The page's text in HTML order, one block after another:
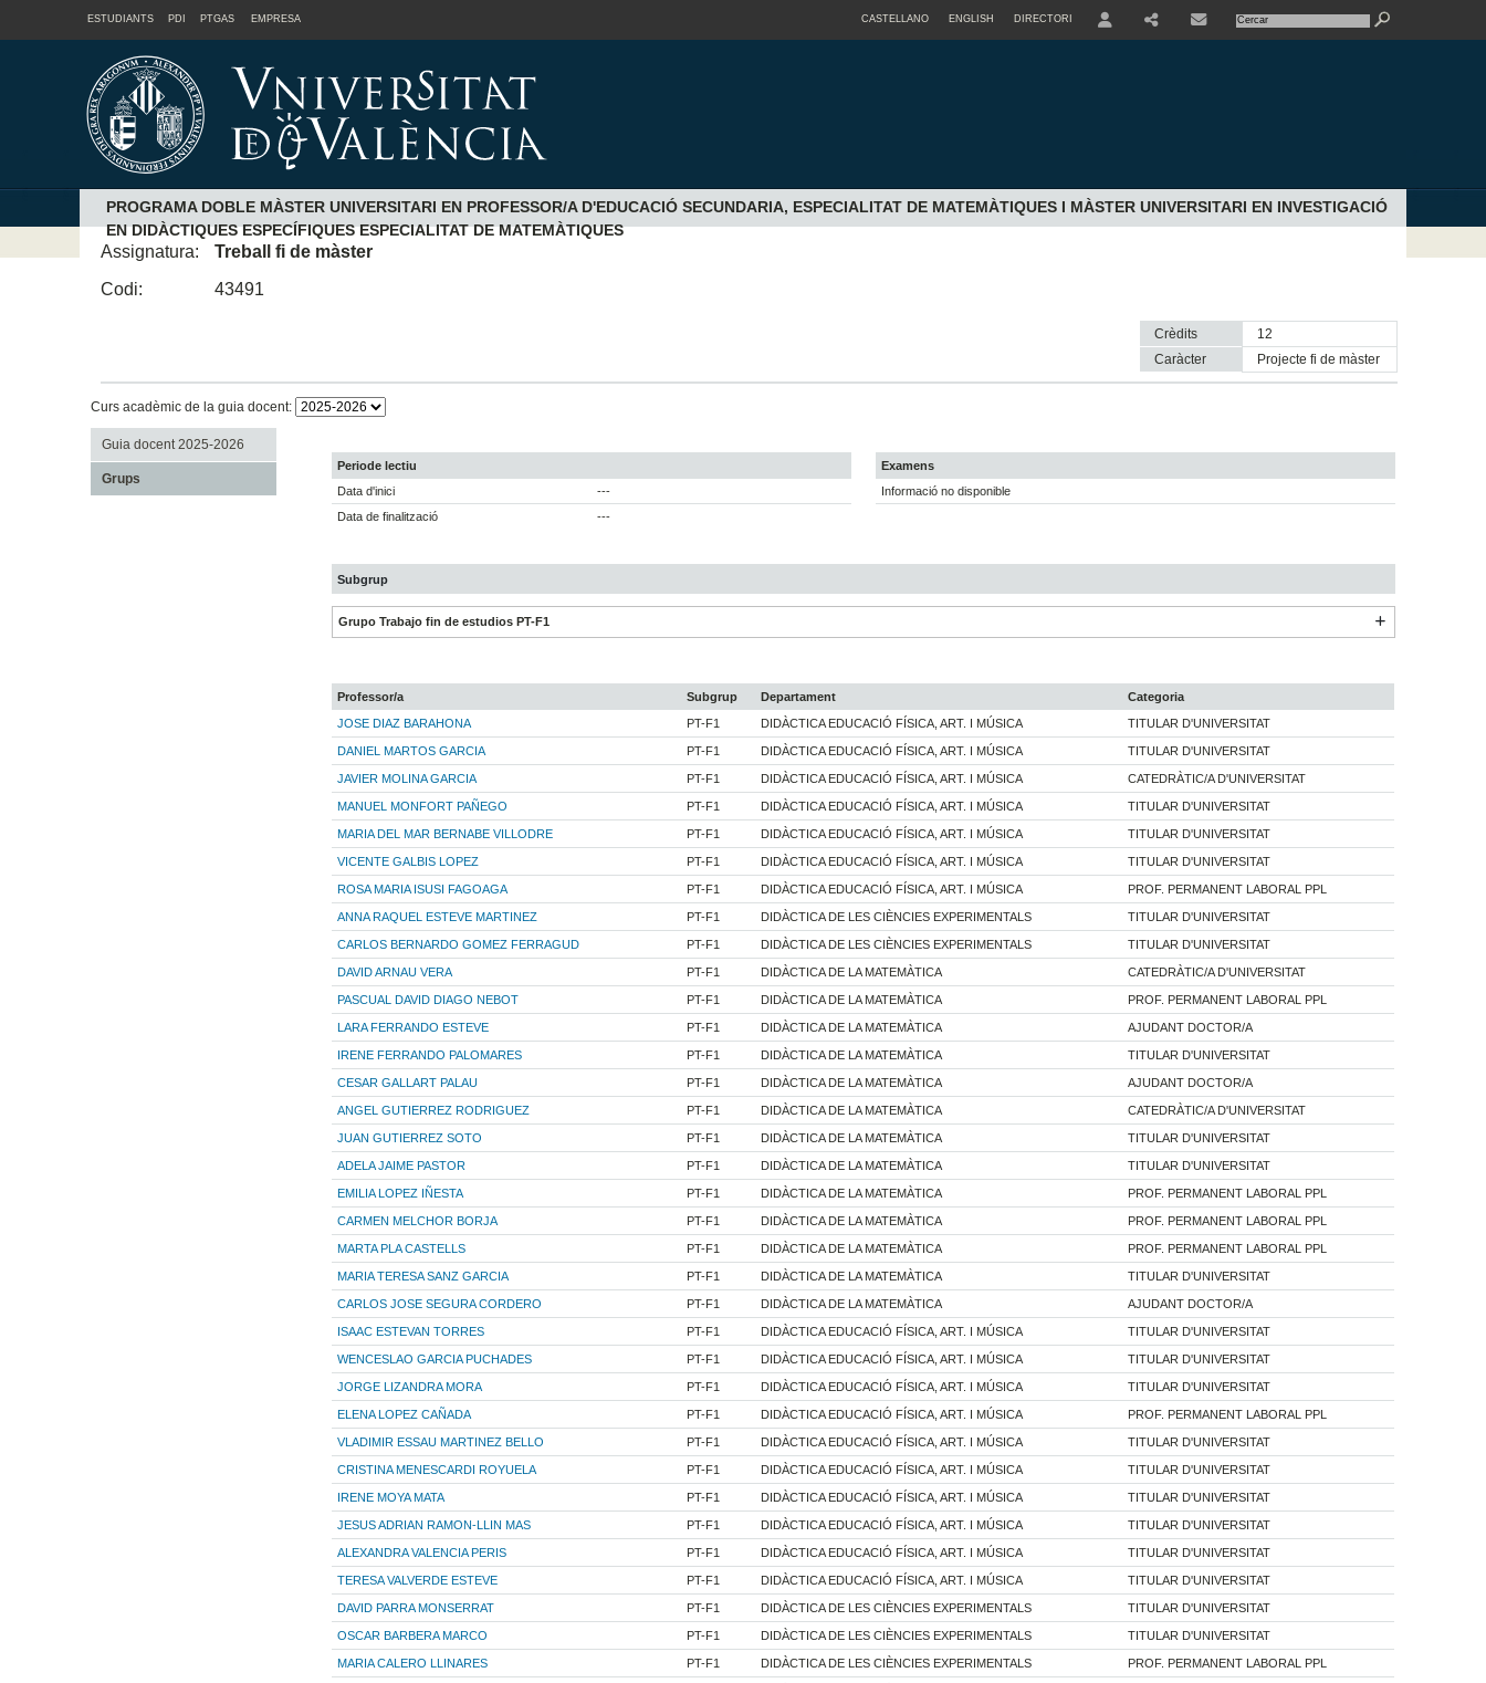
ESTUDIANTS PDI PTGAS EMPRESA CASTELLANO ENGLISH DIRECTORI
PROGRAMA DOBLE MÀSTER UNIVERSITARI EN PROFESSOR/A D'EDUCACIÓ SECUNDARIA, ESPECIALITAT DE MATEMÀTIQUES I MÀSTER UNIVERSITARI EN INVESTIGACIÓ
EN DIDÀCTIQUES ESPECÍFIQUES ESPECIALITAT DE MATEMÀTIQUES
Assignatura:
Treball fi de màster
Codi:
43491
Crèdits
12
Caràcter
projecte fi de màster
Curs acadèmic de la guia docent:
Guia docent 2025-2026
Grups
Periode lectiu
Data d'inici
---
Data de finalització
---
Examens
Informació no disponible
Subgrup
Grupo Trabajo fin de estudios PT-F1
Professor/a Subgrup Departament
Categoria
JOSE DIAZ BARAHONA
PT-F1 DIDÀCTICA EDUCACIÓ FÍSICA, ART. I MÚSICA TITULAR D'UNIVERSITAT
DANIEL MARTOS GARCIA PT-F1 DIDÀCTICA EDUCACIÓ FÍSICA, ART. I MÚSICA TITULAR D'UNIVERSITAT
JAVIER MOLINA GARCIA PT-F1 DIDÀCTICA EDUCACIÓ FÍSICA, ART. I MÚSICA CATEDRÀTIC/A D'UNIVERSITAT
MANUEL MONFORT PAÑEGO PT-F1 DIDÀCTICA EDUCACIÓ FÍSICA, ART. I MÚSICA TITULAR D'UNIVERSITAT
MARIA DEL MAR BERNABE VILLODRE PT-F1 DIDÀCTICA EDUCACIÓ FÍSICA, ART. I MÚSICA TITULAR D'UNIVERSITAT
VICENTE GALBIS LOPEZ PT-F1 DIDÀCTICA EDUCACIÓ FÍSICA, ART. I MÚSICA TITULAR D'UNIVERSITAT
ROSA MARIA ISUSI FAGOAGA PT-F1 DIDÀCTICA EDUCACIÓ FÍSICA, ART. I MÚSICA PROF. PERMANENT LABORAL PPL
ANNA RAQUEL ESTEVE MARTINEZ PT-F1 DIDÀCTICA DE LES CIÈNCIES EXPERIMENTALS TITULAR D'UNIVERSITAT
CARLOS BERNARDO GOMEZ FERRAGUD PT-F1 DIDÀCTICA DE LES CIÈNCIES EXPERIMENTALS TITULAR D'UNIVERSITAT
DAVID ARNAU VERA PT-F1 DIDÀCTICA DE LA MATEMÀTICA CATEDRÀTIC/A D'UNIVERSITAT
PASCUAL DAVID DIAGO NEBOT PT-F1 DIDÀCTICA DE LA MATEMÀTICA PROF. PERMANENT LABORAL PPL
LARA FERRANDO ESTEVE PT-F1 DIDÀCTICA DE LA MATEMÀTICA AJUDANT DOCTOR/A
IRENE FERRANDO PALOMARES PT-F1 DIDÀCTICA DE LA MATEMÀTICA TITULAR D'UNIVERSITAT
CESAR GALLART PALAU PT-F1 DIDÀCTICA DE LA MATEMÀTICA AJUDANT DOCTOR/A
ANGEL GUTIERREZ RODRIGUEZ PT-F1 DIDÀCTICA DE LA MATEMÀTICA CATEDRÀTIC/A D'UNIVERSITAT
JUAN GUTIERREZ SOTO PT-F1 DIDÀCTICA DE LA MATEMÀTICA TITULAR D'UNIVERSITAT
ADELA JAIME PASTOR PT-F1 DIDÀCTICA DE LA MATEMÀTICA TITULAR D'UNIVERSITAT
EMILIA LOPEZ IÑESTA PT-F1 DIDÀCTICA DE LA MATEMÀTICA PROF. PERMANENT LABORAL PPL
CARMEN MELCHOR BORJA PT-F1 DIDÀCTICA DE LA MATEMÀTICA PROF. PERMANENT LABORAL PPL
MARTA PLA CASTELLS PT-F1 DIDÀCTICA DE LA MATEMÀTICA PROF. PERMANENT LABORAL PPL
MARIA TERESA SANZ GARCIA PT-F1 DIDÀCTICA DE LA MATEMÀTICA TITULAR D'UNIVERSITAT
CARLOS JOSE SEGURA CORDERO PT-F1 DIDÀCTICA DE LA MATEMÀTICA AJUDANT DOCTOR/A
ISAAC ESTEVAN TORRES PT-F1 DIDÀCTICA EDUCACIÓ FÍSICA, ART. I MÚSICA TITULAR D'UNIVERSITAT
WENCESLAO GARCIA PUCHADES PT-F1 DIDÀCTICA EDUCACIÓ FÍSICA, ART. I MÚSICA TITULAR D'UNIVERSITAT
JORGE LIZANDRA MORA PT-F1 DIDÀCTICA EDUCACIÓ FÍSICA, ART. I MÚSICA TITULAR D'UNIVERSITAT
ELENA LOPEZ CAÑADA PT-F1 DIDÀCTICA EDUCACIÓ FÍSICA, ART. I MÚSICA PROF. PERMANENT LABORAL PPL
VLADIMIR ESSAU MARTINEZ BELLO PT-F1 DIDÀCTICA EDUCACIÓ FÍSICA, ART. I MÚSICA TITULAR D'UNIVERSITAT
CRISTINA MENESCARDI ROYUELA PT-F1 DIDÀCTICA EDUCACIÓ FÍSICA, ART. I MÚSICA TITULAR D'UNIVERSITAT
IRENE MOYA MATA PT-F1 DIDÀCTICA EDUCACIÓ FÍSICA, ART. I MÚSICA TITULAR D'UNIVERSITAT
JESUS ADRIAN RAMON-LLIN MAS PT-F1 DIDÀCTICA EDUCACIÓ FÍSICA, ART. I MÚSICA TITULAR D'UNIVERSITAT
ALEXANDRA VALENCIA PERIS PT-F1 DIDÀCTICA EDUCACIÓ FÍSICA, ART. I MÚSICA TITULAR D'UNIVERSITAT
TERESA VALVERDE ESTEVE PT-F1 DIDÀCTICA EDUCACIÓ FÍSICA, ART. I MÚSICA TITULAR D'UNIVERSITAT
DAVID PARRA MONSERRAT PT-F1 DIDÀCTICA DE LES CIÈNCIES EXPERIMENTALS TITULAR D'UNIVERSITAT
OSCAR BARBERA MARCO PT-F1 DIDÀCTICA DE LES CIÈNCIES EXPERIMENTALS TITULAR D'UNIVERSITAT
MARIA CALERO LLINARES PT-F1 DIDÀCTICA DE LES CIÈNCIES EXPERIMENTALS PROF. PERMANENT LABORAL PPL